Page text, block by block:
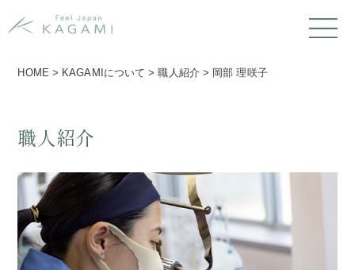
HOME > KAGAMIについて >職人紹介> 岡部 理咲子
職人紹介